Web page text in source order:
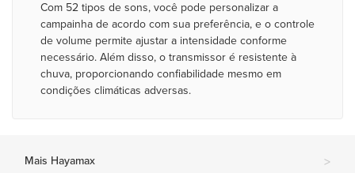
Com 52 tipos de sons, você pode personalizar a
campainha de acordo com sua preferência, e o controle
de volume permite ajustar a intensidade conforme
necessário. Além disso, o transmissor é resistente à
chuva, proporcionando confiabilidade mesmo em
condições climáticas adversas.
Mais Hayamax >